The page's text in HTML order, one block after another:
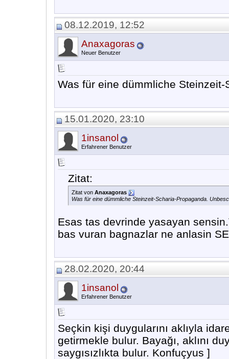
08.12.2019, 12:52
Anaxagoras
Neuer Benutzer
Was für eine dümmliche
15.01.2020, 23:10
1insanol
Erfahrener Benutzer
Zitat:
Zitat von Anaxagoras
Was für eine dümmliche Steinzeit-Scharia-Propaganda.
Esas tas devrinde yasayan
bas vuran bagnazlar ne anlasin
28.02.2020, 20:44
1insanol
Erfahrener Benutzer
Seçkin kişi duygularını aklıyla
getirmekle bulur. Bayağı, aklını
saygısızlıkta bulur. Konfuçyus ]